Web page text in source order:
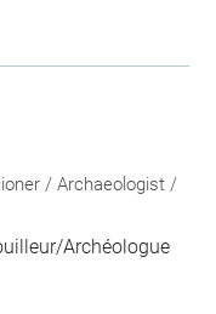
/ Archaeologist /
Archéologue